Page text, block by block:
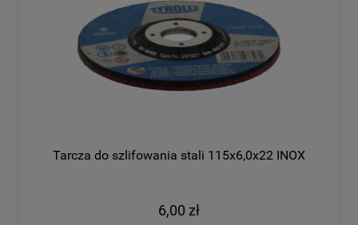
Tarcza do szlifowania stali 115x6,0x22 INOX
6,00 zł